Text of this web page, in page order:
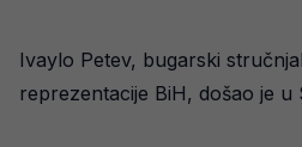
Ivaylo Petev, bugarski
reprezentacije BiH, došao je u